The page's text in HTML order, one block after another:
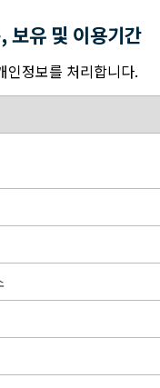
보유 및 이용기간
인정보를 처리합니다.